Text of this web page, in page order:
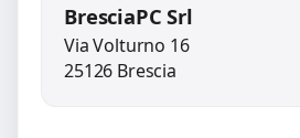
BresciaPC Srl
Via Volturno 16
25126 Brescia